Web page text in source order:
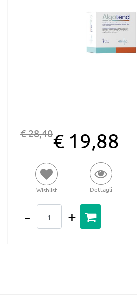
€ 28,40€ 19,88
Wishlist Dettagli